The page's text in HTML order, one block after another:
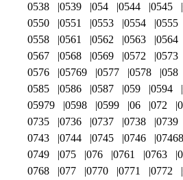
0538
0539 054 0544 0545
0550
0551 0553 0554 0555
0558
0561 0562 0563 0564
0567
0568 0569 0572 0573
0576
05769 0577 0578 058
0585
0586 0587 059 0594
05979
0598 0599 06 072
0735
0736 0737 0738 0739
0743
0744 0745 0746 07468
0749
075 076 0761 0763
0768
077 0770 0771 0772